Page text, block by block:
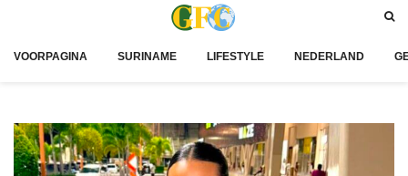
VOORPAGINA SURINAME LIFESTYLE NEDERLAND